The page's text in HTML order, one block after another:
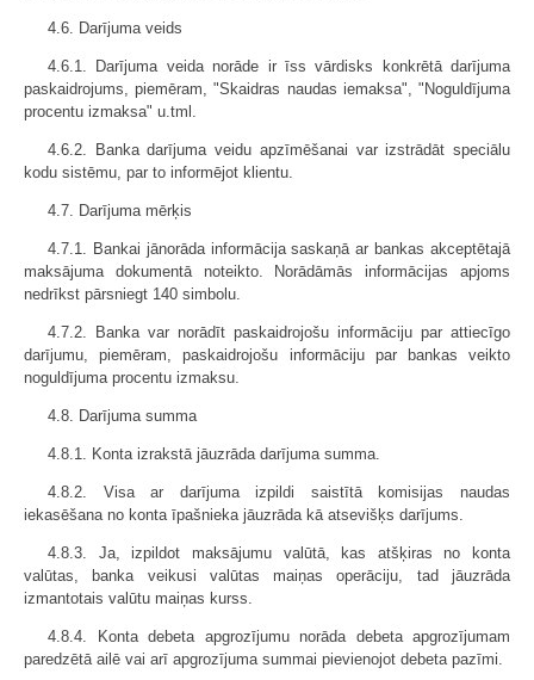
4.6. Darījuma veids
4.6.1. Darījuma veida norāde ir īss vārdisks konkrētā darījuma
paskaidrojums, piemēram, "Skaidras naudas iemaksa", "Noguldījuma
procentu izmaksa" u.tml.
4.6.2. Banka darījuma veidu apzīmēšanai var izstrādāt speciālu
kodu sistēmu, par to informējot klientu.
4.7. Darījuma mērķis
4.7.1. Bankai jānorāda informācija saskaņā ar bankas akceptētajā
maksājuma dokumentā noteikto. Norādāmās informācijas apjoms
nedrīkst pārsniegt 140 simbolu.
4.7.2. Banka var norādīt paskaidrojošu informāciju par attiecīgo
darījumu, piemēram, paskaidrojošu informāciju par bankas veikto
noguldījuma procentu izmaksu.
4.8. Darījuma summa
4.8.1. Konta izrakstā jāuzrāda darījuma summa.
4.8.2. Visa ar darījuma izpildi saistītā komisijas naudas
iekasēšana no konta īpašnieka jāuzrāda kā atsevišķs darījums.
4.8.3. Ja, izpildot maksājumu valūtā, kas atšķiras no konta
valūtas, banka veikusi valūtas maiņas operāciju, tad jāuzrāda
izmantotais valūtu maiņas kurss.
4.8.4. Konta debeta apgrozījumu norāda debeta apgrozījumam
paredzētā ailē vai arī apgrozījuma summai pievienojot debeta pazīmi.